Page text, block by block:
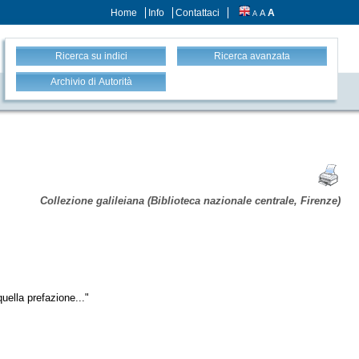
Home Info Contattaci A A A
Ricerca su indici Ricerca avanzata
Archivio di Autorità